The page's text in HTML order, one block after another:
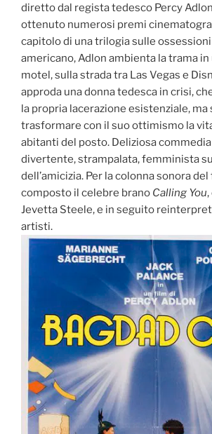
diretto dal regista tedesco Percy
ottenuto numerosi premi
capitolo di una trilogia sulle
americano, Adlon ambienta la trama
motel, sulla strada tra Las Vegas e
approda una donna tedesca in crisi,
la propria lacerazione esistenziale,
trasformare con il suo ottimismo la
abitanti del posto. Deliziosa
divertente, strampalata, femminista
dell’amicizia. Per la colonna sonora
composto il celebre brano Calling You,
Jevetta Steele, e in seguito
artisti.